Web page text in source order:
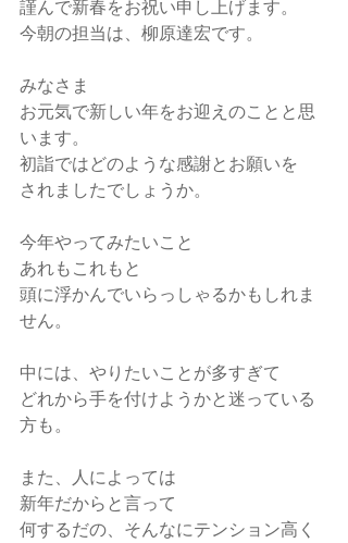
謹んで新春をお祝い申し上げます。
今朝の担当は、柳原達宏です。
みなさま
お元気で新しい年をお迎えのことと思
います。
初詣ではどのような感謝とお願いを
されましたでしょうか。
今年やってみたいこと
あれもこれもと
頭に浮かんでいらっしゃるかもしれま
せん。
中には、やりたいことが多すぎて
どれから手を付けようかと迷っている
方も。
また、人によっては
新年だからと言って
何するだの、そんなにテンション高く